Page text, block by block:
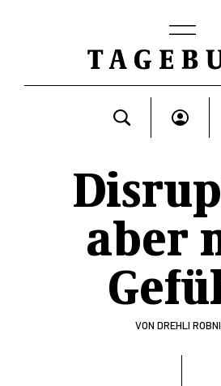
aber
VON DREHLI